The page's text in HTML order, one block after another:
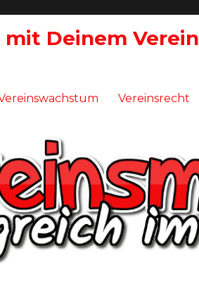
Deinem Verein
Vereinsrecht